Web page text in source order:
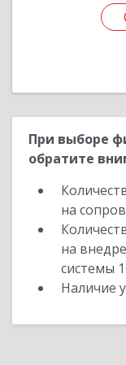
При выборе
обратите
на
на
системы
Наличие